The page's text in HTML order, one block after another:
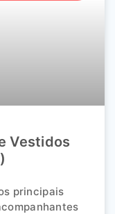
Vestidos
principais